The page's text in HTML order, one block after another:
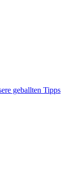
geballten Tipps